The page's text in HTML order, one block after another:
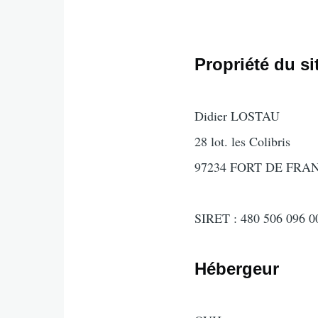
Texte
Propriété du
Didier LOSTAU
28 lot. les Colibris
97234 FORT DE
SIRET : 480 506 096
Hébergeur